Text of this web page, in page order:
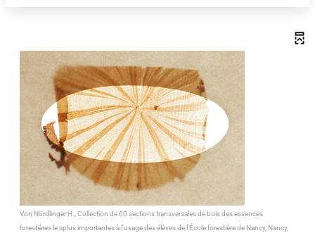
Von Nördlinger H., Collection de 60 sections transversales de bois des essences
forestières le splus importantes à l'usage des élèves de l'École forestière de Nancy, Nancy,